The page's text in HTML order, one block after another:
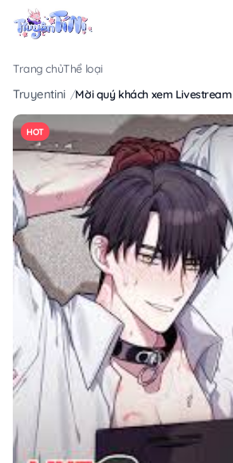
Trang chủThể loại
Truyentini Mời quý khách xem Livestream
HOT